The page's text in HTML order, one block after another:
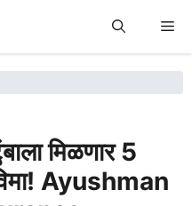
मिळणार 5
Ayushman